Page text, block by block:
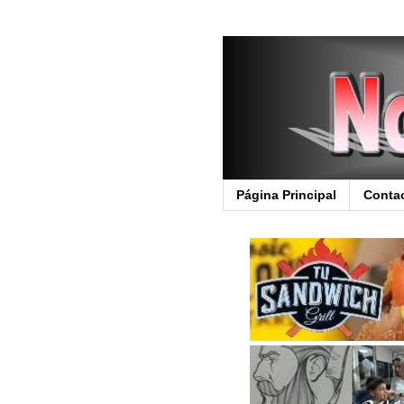
Página Principal